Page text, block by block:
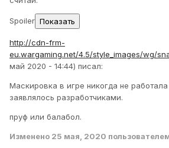
Spoiler
http://cdn-frm-
eu.wargaming.net/4.5/style_images/wg/
май 2020 - 14:44) писал:
Маскировка в игре никогда не работала
заявлялось разработчиками.
пруф или балабол.
Изменено 25 мая, 2020